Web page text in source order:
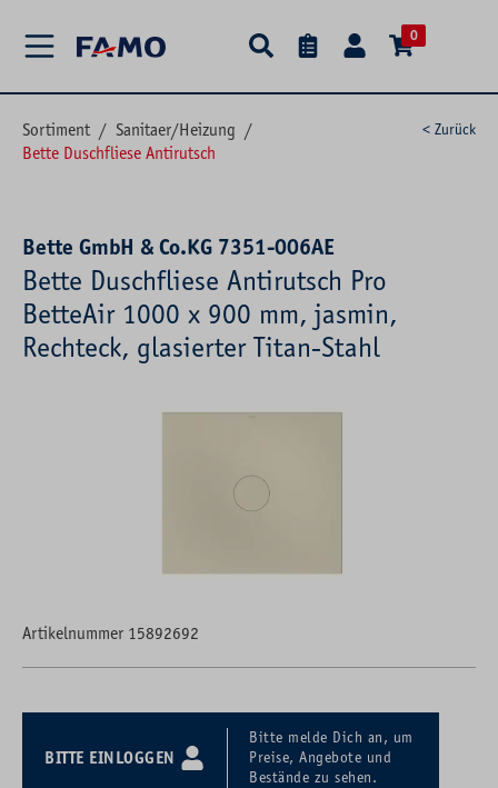
0
Sortiment / Sanitaer/Heizung /
Bette Duschfliese Antirutsch
< Zurück
Bette GmbH & Co.KG 7351-006AE
Bette Duschfliese Antirutsch Pro
BetteAir 1000 x 900 mm, jasmin,
Rechteck, glasierter Titan-Stahl
Artikelnummer 15892692
BITTE EINLOGGEN
Bitte melde Dich an, um
Preise, Angebote und
Bestände zu sehen.